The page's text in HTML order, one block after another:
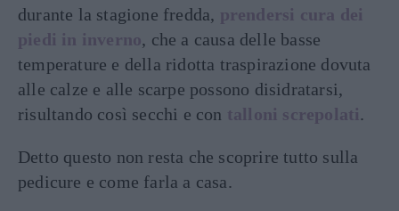
durante la stagione fredda, prendersi cura dei
piedi in inverno, che a causa delle basse
temperature e della ridotta traspirazione dovuta
alle calze e alle scarpe possono disidratarsi,
risultando così secchi e con talloni screpolati.
Detto questo non resta che scoprire tutto sulla
pedicure e come farla a casa.